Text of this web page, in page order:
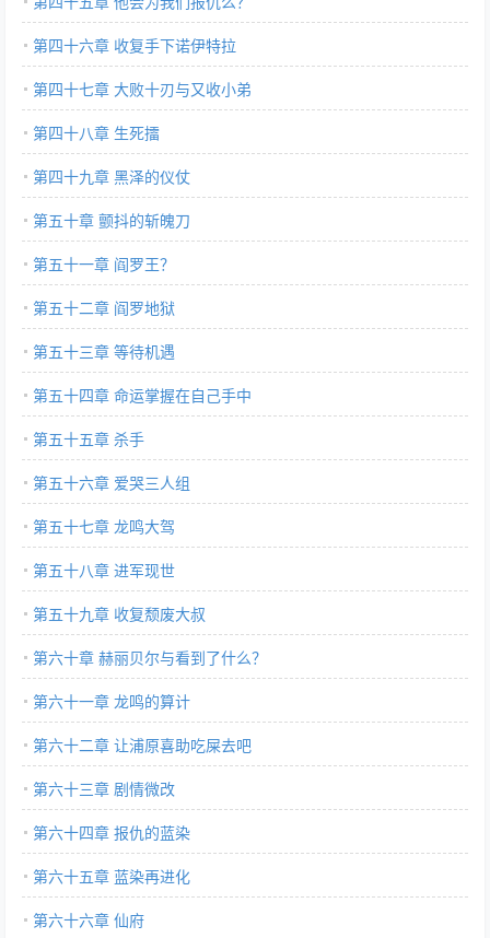
第四十六章 收复手下诺伊特拉
第四十七章 大败十刃与又收小弟
第四十八章 生死擂
第四十九章 黑泽的仪仗
第五十章 颤抖的斩魄刀
第五十一章 阎罗王？
第五十二章 阎罗地狱
第五十三章 等待机遇
第五十四章 命运掌握在自己手中
第五十五章 杀手
第五十六章 爱哭三人组
第五十七章 龙鸣大驾
第五十八章 进军现世
第五十九章 收复颓废大叔
第六十章 赫丽贝尔与看到了什么？
第六十一章 龙鸣的算计
第六十二章 让浦原喜助吃屎去吧
第六十三章 剧情微改
第六十四章 报仇的蓝染
第六十五章 蓝染再进化
第六十六章 仙府